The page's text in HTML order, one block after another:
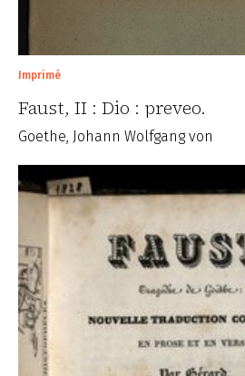
Imprimé
Faust, II : Dio : preveo.
Goethe, Johann Wolfgang von